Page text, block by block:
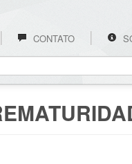
CONTATO